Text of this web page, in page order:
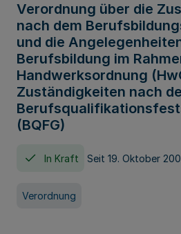
Verordnung über die
nach dem
und die
Berufsbildung im
Handwerksordnung
Zuständigkeiten nach
(BQFG)
In Kraft Seit 19. Oktober
Verordnung